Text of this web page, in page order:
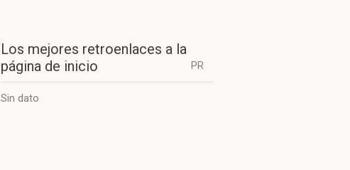
Los mejores retroenlaces a la
página de inicio
PR
Sin dato